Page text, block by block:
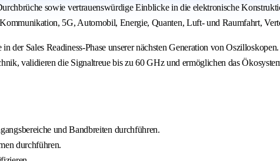
sowie vertrauenswürdige Einblicke in die elektronische
5G, Automobil, Energie, Quanten, Luft- und Raumfahrt,
der Sales Readiness-Phase unserer nächsten Generation von
validieren die Signaltreue bis zu 60 GHz und ermöglichen das
und Bandbreiten durchführen.
durchführen.